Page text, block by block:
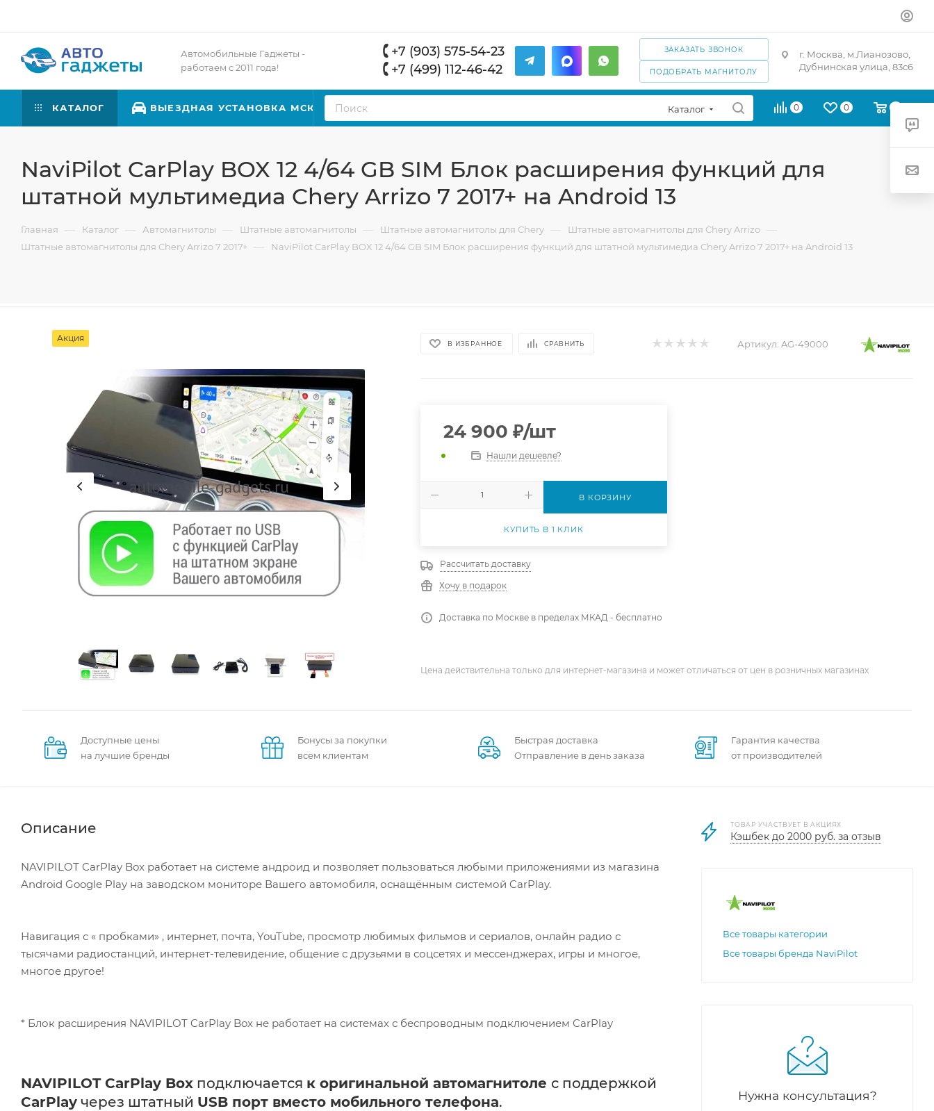
Автомобильные Гаджеты -
работаем с 2011 года!
+7 (903) 575-54-23
+7 (499) 112-46-42
ЗАКАЗАТЬ ЗВОНОК
ПОДОБРАТЬ МАГНИТОЛУ
г. Москва, м.Лианозово,
Дубнинская улица, 83с6
КАТАЛОГ ВЫЕЗДНАЯ УСТАНОВКА МСК Каталог 0 0
NaviPilot CarPlay BOX 12 4/64 GB SIM Блок расширения функций для
штатной мультимедиа Chery Arrizo 7 2017+ на Android 13
Главная — Каталог — Автомагнитолы — Штатные автомагнитолы — Штатные автомагнитолы для Chery — Штатные автомагнитолы для Chery Arrizo —
Штатные автомагнитолы для Chery Arrizo 7 2017+ — NaviPilot CarPlay BOX 12 4/64 GB SIM Блок расширения функций для штатной мультимедиа Chery Arrizo 7 2017+ на Android 13
Акция
В ИЗБРАННОЕ СРАВНИТЬ Артикул: AG-49000
24 900 ₽/шт
Нашли дешевле?
В КОРЗИНУ
КУПИТЬ В 1 КЛИК
Рассчитать доставку
Хочу в подарок
Доставка по Москве в пределах МКАД - бесплатно
Цена действительна только для интернет-магазина и может отличаться от цен в розничных магазинах
Доступные цены
на лучшие бренды
Бонусы за покупки
всем клиентам
Быстрая доставка
Отправление в день заказа
Гарантия качества
от производителей
Описание
NAVIPILOT CarPlay Box работает на системе андроид и позволяет пользоваться любыми приложениями из магазина
Android Google Play на заводском мониторе Вашего автомобиля, оснащённым системой CarPlay.
Навигация с « пробками» , интернет, почта, YouTube, просмотр любимых фильмов и сериалов, онлайн радио с
тысячами радиостанций, интернет-телевидение, общение с друзьями в соцсетях и мессенджерах, игры и многое,
многое другое!
* Блок расширения NAVIPILOT CarPlay Box не работает на системах с беспроводным подключением CarPlay
NAVIPILOT CarPlay Box подключается к оригинальной автомагнитоле с поддержкой
CarPlay через штатный USB порт вместо мобильного телефона.
ТОВАР УЧАСТВУЕТ В АКЦИЯХ
Кэшбек до 2000 руб. за отзыв
Все товары категории
Все товары бренда NaviPilot
Нужна консультация?